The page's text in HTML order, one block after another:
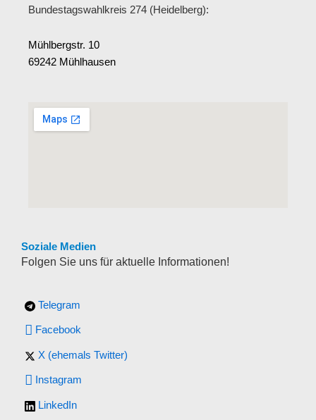
Bundestagswahlkreis 274 (Heidelberg):
Mühlbergstr. 10
69242 Mühlhausen
Soziale Medien
Folgen Sie uns für aktuelle Informationen!
Telegram
Facebook
X (ehemals Twitter)
Instagram
LinkedIn